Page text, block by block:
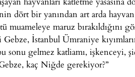
dört bir yanından art arda hayvan
muameleye maruz bırakıldığını
İstanbul Ümraniye
sonu gelmez katliamı, işkenceyi,
kaç Niğde gerekiyor?”